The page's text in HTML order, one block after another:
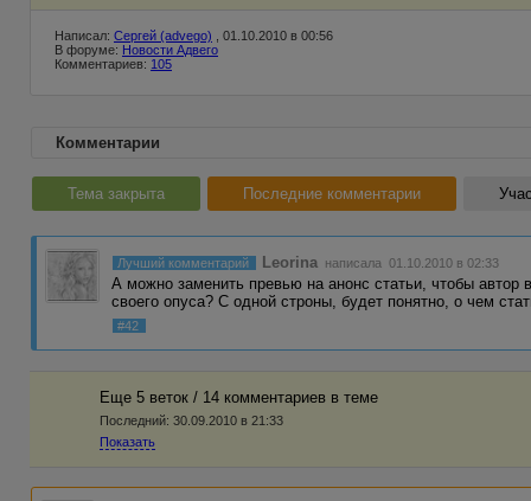
Написал: Сергей (advego) , 01.10.2010 в 00:56
В форуме: Новости Адвего
Комментариев: 105
Комментарии
Тема закрыта Последние комментарии
Лучший комментарий Leorina написала 01.10.2010 в 02:33
А можно заменить превью на анонс статьи, чтобы автор
своего опуса? С одной строны, будет понятно, о чем
#42
Еще 5 веток / 14 комментариев в темe
Последний: 30.09.2010 в 21:33
Показать